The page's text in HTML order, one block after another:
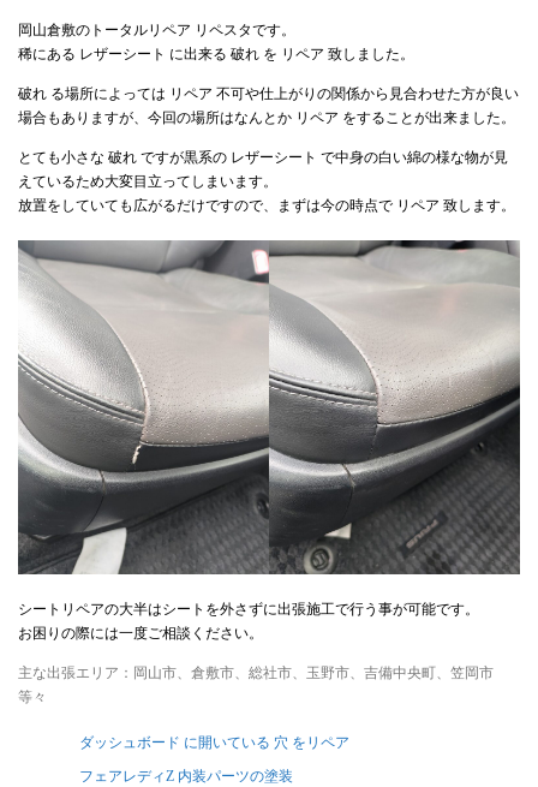
インテリアリペア専門サイト-トータルリペア
お問い合わせ 個人情報保護方針
ヘッドライトリペア
トータルリペア リペスタの インテリア リペア
岡山倉敷のトータルリペア リペスタです。
稀にある レザーシート に出来る 破れ を リペア 致しました。
破れ る場所によっては リペア 不可や仕上がりの関係から見合わせた方が良い
場合もありますが、今回の場所はなんとか リペア をすることが出来ました。
とても小さな 破れ ですが黒系の レザーシート で中身の白い綿の様な物が見
えているため大変目立ってしまいます。
放置をしていても広がるだけですので、まずは今の時点で リペア 致します。
シートリペアの大半はシートを外さずに出張施工で行う事が可能です。
お困りの際には一度ご相談ください。
主な出張エリア：岡山市、倉敷市、総社市、玉野市、吉備中央町、笠岡市
等々
ダッシュボード に開いている 穴 をリペア
フェアレディZ 内装パーツの塗装